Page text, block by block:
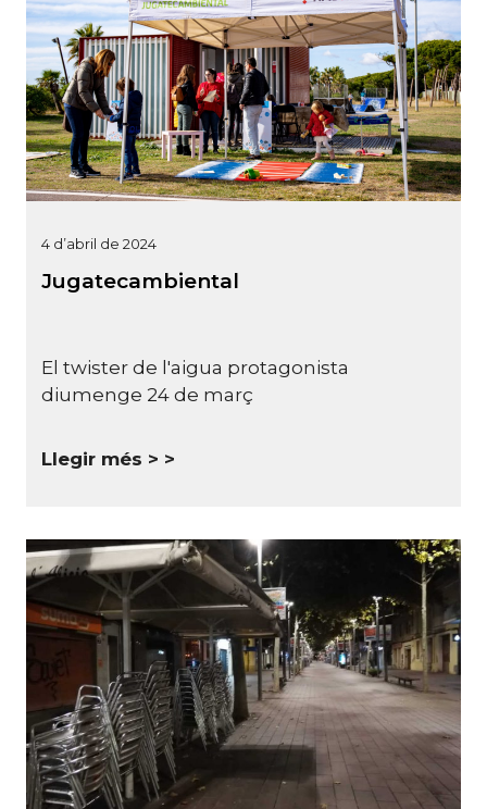
4 d’abril de 2024
Jugatecambiental
El twister de l'aigua protagonista
diumenge 24 de març
Llegir més >